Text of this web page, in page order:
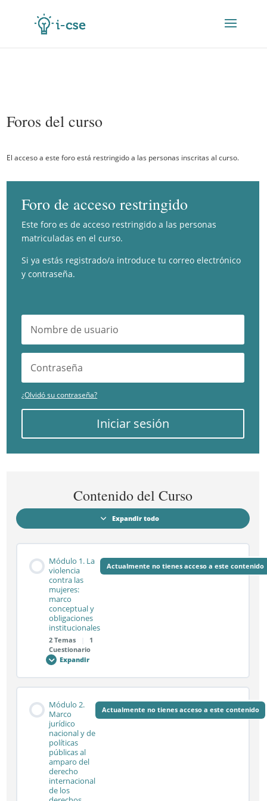
Foros del curso
El acceso a este foro está restringido a las personas inscritas al curso.
Foro de acceso restringido
Este foro es de acceso restringido a las personas
matriculadas en el curso.
Si ya estás registrado/a introduce tu correo electrónico
y contraseña.
¿Olvidó su contraseña?
Iniciar sesión
Contenido del Curso
Expandir todo
Módulos
Módulo 1. La
violencia
contra las
mujeres:
marco
conceptual y
obligaciones
institucionales
2 Temas
1
Cuestionario
Actualmente no tienes acceso a este contenido
Expandir
Módulo
La
violencia
las
mujeres:
marco
conceptual
y
obligaciones
institucionales
0% COMPLETADO 0/2 pasos
Sesión síncrona 1.1
Sesión síncrona 1.2
Módulo 2.
Marco
jurídico
nacional y de
políticas
públicas al
amparo del
derecho
internacional
de los
Actualmente no tienes acceso a este contenido